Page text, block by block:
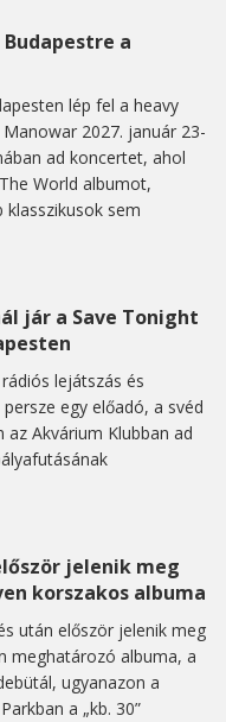
a
lép fel a heavy
2027. január 23-
ad koncertet, ahol
World albumot,
sem
jár a Save Tonight
lejátszás és
egy előadó, a svéd
az Akvárium Klubban ad
jelenik meg
korszakos albuma
után először jelenik meg
meghatározó albuma, a
ugyanazon a
a „kb. 30”